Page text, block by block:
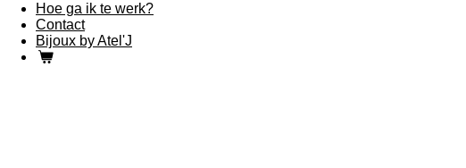
Hoe ga ik te werk?
Contact
Bijoux by Atel'J